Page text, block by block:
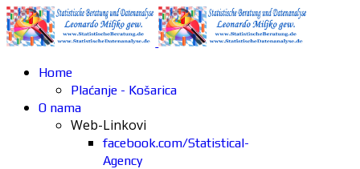
Home
Plaćanje - Košarica
O nama
Web-Linkovi
facebook.com/Statistical-
Agency